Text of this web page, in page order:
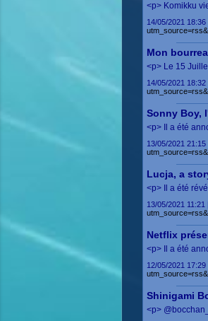
<p> Komikku
14/05/2021 18:36
Mon
<p> Le 15
14/05/2021 18:32
Sonny Boy,
<p> Il a été
13/05/2021 21:15
Lucja, a
<p> Il a été
13/05/2021 11:21
Netflix
<p> Il a été
12/05/2021 17:29
Shinigami
<p>